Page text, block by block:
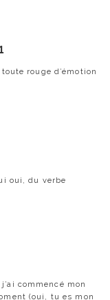
rouge d’émotion
oui, du verbe
commencé mon
(oui, tu es mon